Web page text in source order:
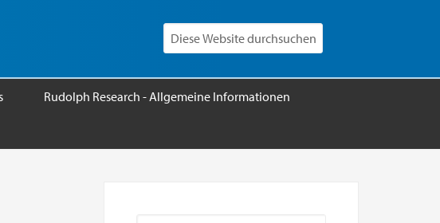
Rudolph Research - Allgemeine Informationen